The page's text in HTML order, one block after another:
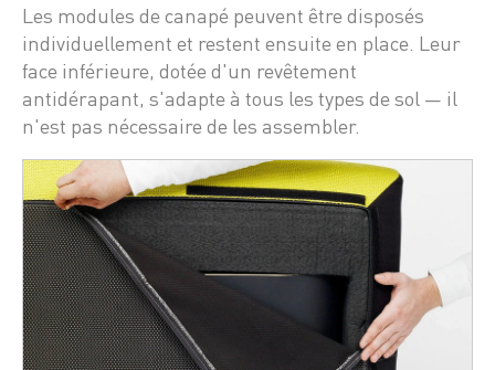
Les modules de canapé peuvent être disposés
individuellement et restent ensuite en place. Leur
face inférieure, dotée d'un revêtement
antidérapant, s'adapte à tous les types de sol — il
n'est pas nécessaire de les assembler.